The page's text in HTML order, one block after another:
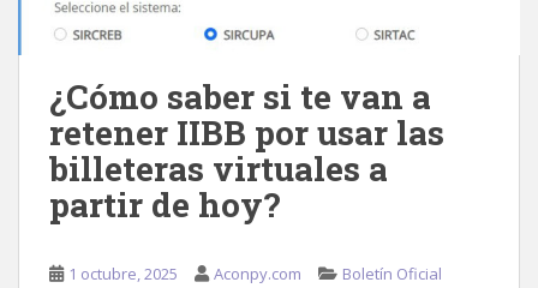
¿Cómo saber si te van a
retener IIBB por usar las
billeteras virtuales a
partir de hoy?
1 octubre, 2025 Aconpy.com Boletín Oficial